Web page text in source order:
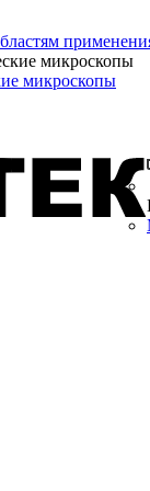
микроскопы